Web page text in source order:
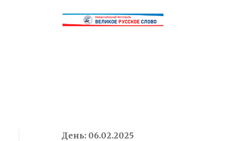
День: 06.02.2025